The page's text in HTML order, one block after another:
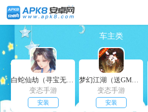
车主类
白蛇仙劫（寻宝无限真充）
变态手游
安装
梦幻江湖（送GM特权）
变态手游
安装